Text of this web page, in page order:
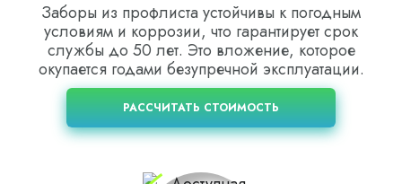
Заборы из профлиста устойчивы к погодным
условиям и коррозии, что гарантирует срок
службы до 50 лет. Это вложение, которое
окупается годами безупречной эксплуатации.
РАССЧИТАТЬ СТОИМОСТЬ